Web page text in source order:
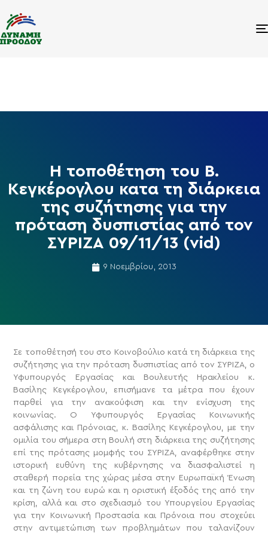
Η τοποθέτηση του Β.
Κεγκέρογλου κατα τη διάρκεια
της συζήτησης για την
πρόταση δυσπιστίας από τον
ΣΥΡΙΖΑ 09/11/13 (vid)
9 Νοεμβρίου, 2013
Σε τοποθέτησή του στο Κοινοβούλιο κατά τη διάρκεια της
συζήτησης για την πρόταση δυσπιστίας από τον ΣΥΡΙΖΑ, ο
Υφυπουργός Εργασίας και Βουλευτής Ηρακλείου κ.
Βασίλης Κεγκέρογλου, επισήμανε τα μέτρα που έχουν
παρθεί για την ανακούφιση και την ενίσχυση της
κοινωνίας. Ο Υφυπουργός Εργασίας Κοινωνικής
ασφάλισης και Πρόνοιας, κ. Βασίλης Κεγκέρογλου, με την
ομιλία του σήμερα στη Βουλή στη διάρκεια της συζήτησης
επί της πρότασης μομφής του ΣΥΡΙΖΑ, αναφέρθηκε στην
ιστορική ευθύνη της κυβέρνησης να διασφαλιστεί η
σταθερή πορεία της χώρας μέσα στην Ευρωπαϊκή Ένωση
και τη ζώνη του ευρώ και η οριστική έξοδός της από την
κρίση, αλλά και στο σχεδιασμό του Υπουργείου Εργασίας
για την Κοινωνική Προστασία και Πρόνοια που στοχεύει
στην αντιμετώπιση των προβλημάτων που ταλανίζουν